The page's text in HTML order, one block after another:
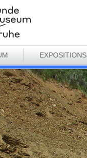
EXPOSITIONS